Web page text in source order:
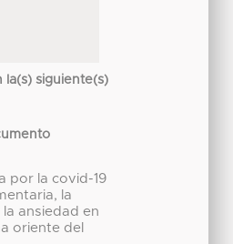
la(s) siguiente(s)
por la covid-19
la
ansiedad en
oriente del